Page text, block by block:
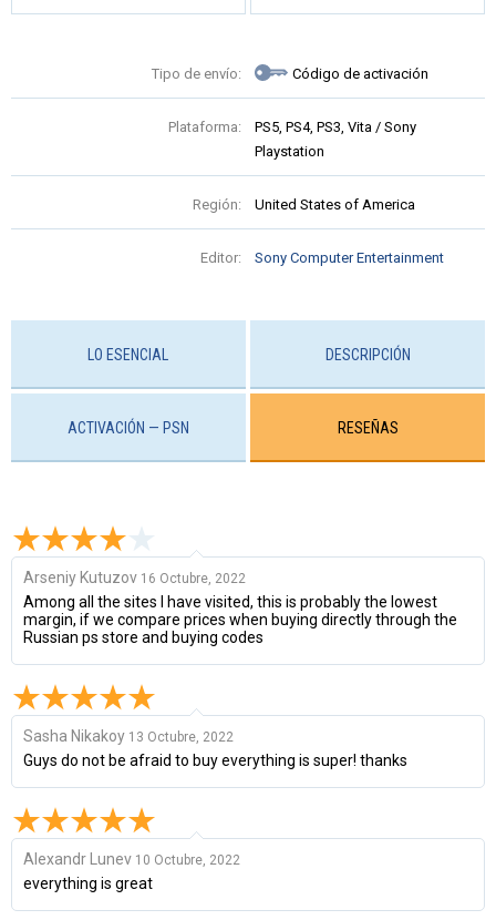
Tipo de envío: Código de activación
Plataforma:
PS5, PS4, PS3, Vita / Sony
Playstation
Región: United States of America
Editor: Sony Computer Entertainment
LO ESENCIAL DESCRIPCIÓN
ACTIVACIÓN — PSN RESEÑAS
Arseniy Kutuzov 16 Octubre, 2022
Among all the sites I have visited, this is probably the lowest
margin, if we compare prices when buying directly through the
Russian ps store and buying codes
Sasha Nikakoy 13 Octubre, 2022
Guys do not be afraid to buy everything is super! thanks
Alexandr Lunev 10 Octubre, 2022
everything is great